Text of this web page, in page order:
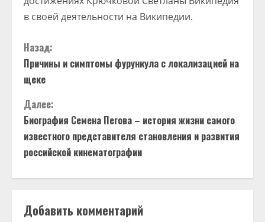
в своей деятельности на Википедии.
П
р
о
д
о
л
ж
Назад:
Причины и симптомы фурункула с локализацией на
щеке
Далее:
Биография Семена Пегова – история жизни самого
известного представителя становления и развития
российской кинематографии
Добавить комментарий